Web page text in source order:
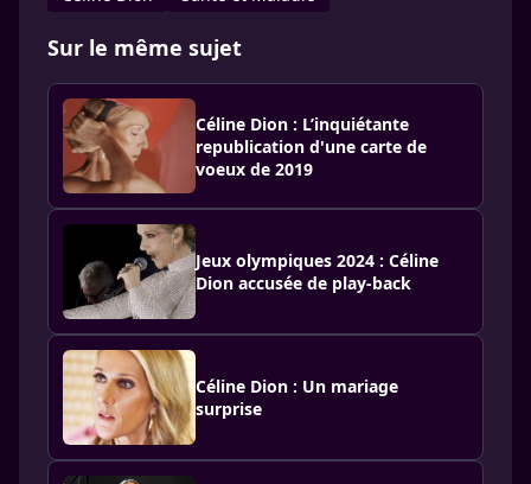
Sur le même sujet
Céline Dion : L’inquiétante
republication d'une carte de
voeux de 2019
Jeux olympiques 2024 : Céline
Dion accusée de play-back
Céline Dion : Un mariage
surprise